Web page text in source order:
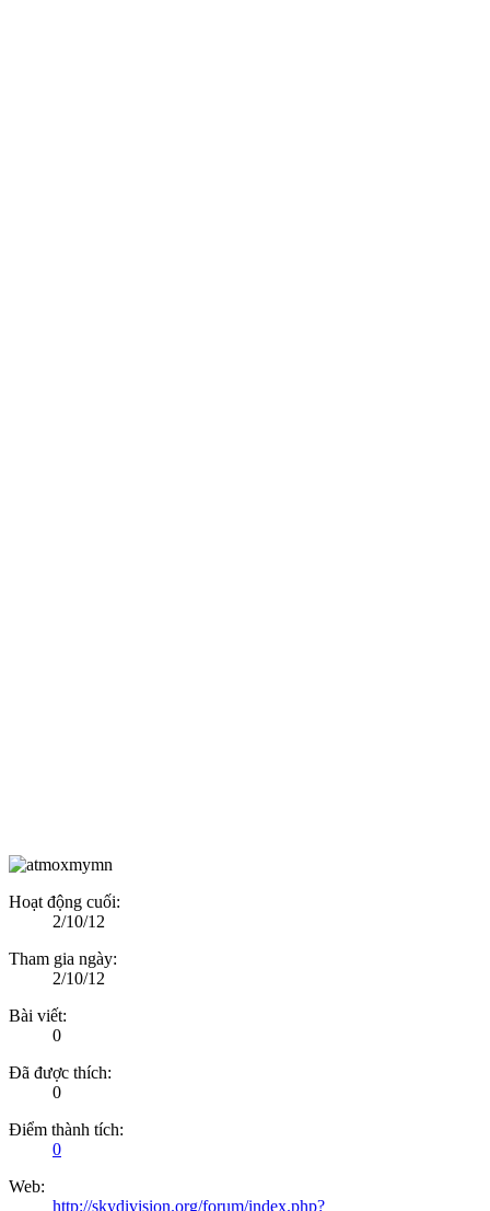
Hoạt động cuối:
2/10/12
Tham gia ngày:
2/10/12
Bài viết:
0
Đã được thích:
0
Điểm thành tích:
0
Web:
http://skydivision.org/forum/index.php?